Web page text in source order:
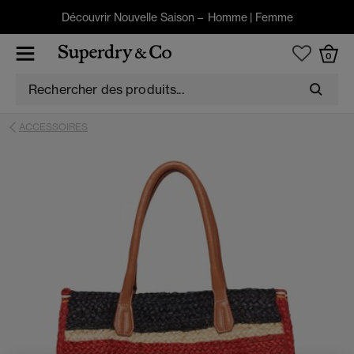
Découvrir Nouvelle Saison – Homme| Femme
0
ACCESSOIRES